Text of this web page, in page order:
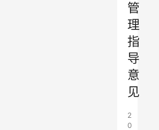
管
理
指
导
意
见
2
0